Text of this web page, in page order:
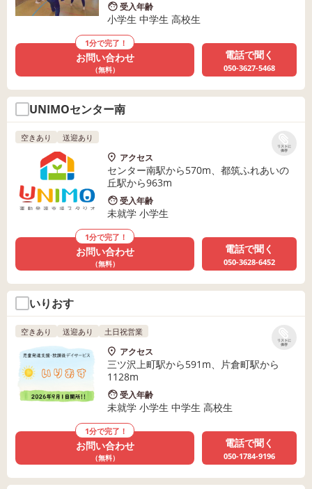
受入年齢
小学生 中学生 高校生
1分で完了！
お問い合わせ
（無料）
電話で聞く
050-3627-5468
UNIMOセンター南
リストに
保存
空きあり 送迎あり
アクセス
センター南駅から570m、都筑ふれあいの
丘駅から963m
受入年齢
未就学 小学生
1分で完了！
お問い合わせ
（無料）
電話で聞く
050-3628-6452
いりおす
リストに
保存
空きあり 送迎あり 土日祝営業
アクセス
三ツ沢上町駅から591m、片倉町駅から
1128m
受入年齢
未就学 小学生 中学生 高校生
1分で完了！
お問い合わせ
（無料）
電話で聞く
050-1784-9196